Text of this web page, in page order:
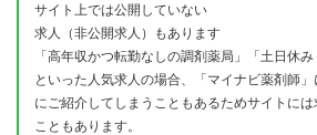
サイト上では公開していない
求人（非公開求人）もあります
「高年収かつ転勤なしの調剤薬局」「土日休み
といった人気求人の場合、「マイナビ薬剤師
にご紹介してしまうこともあるためサイトに
こともあります。